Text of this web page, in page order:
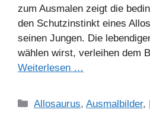
zum Ausmalen zeigt die
den Schutzinstinkt eines
seinen Jungen. Die
wählen wirst, verleihen dem
Weiterlesen …
Kategorien
Allosaurus,Ausmalbilder,